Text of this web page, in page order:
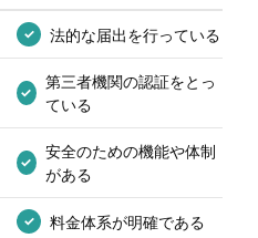
✓ 法的な届出を行っている
✓
第三者機関の認証をとっ
ている
✓
安全のための機能や体制
がある
✓ 料金体系が明確である